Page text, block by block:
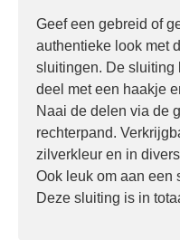
Geef een gebreid of
authentieke look met
sluitingen. De sluiting
deel met een haakje
Naai de delen via de
rechterpand.
zilverkleur en in
Ook leuk om aan een
Deze sluiting is in